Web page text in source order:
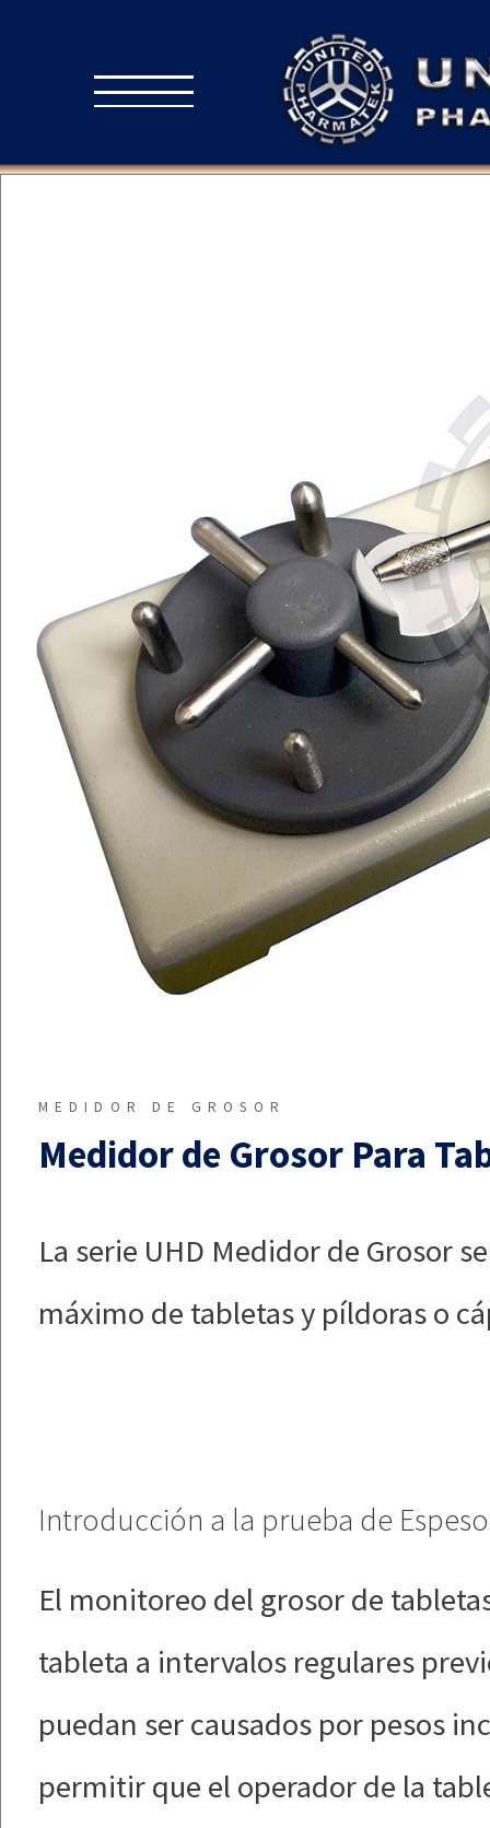
EQUIPO
ARRENDAMIENTO
CONTACTO
MEDIDOR DE GROSOR
Medidor de Grosor Para
La serie UHD Medidor de Grosor
máximo de tabletas y píldoras o
Introducción a la prueba de
El monitoreo del grosor de
tableta a intervalos regulares
puedan ser causados por pesos
permitir que el operador de la